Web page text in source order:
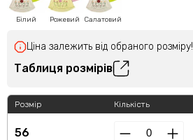
Білий Рожевий Салатовий
Ціна залежить від обраного розміру!
Таблиця розмірів
Розмір
56
Кількість